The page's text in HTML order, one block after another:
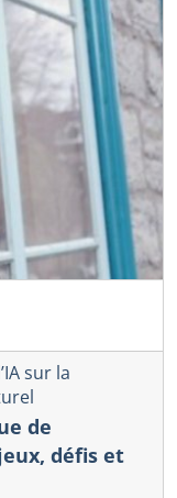
sur la
de
défis et